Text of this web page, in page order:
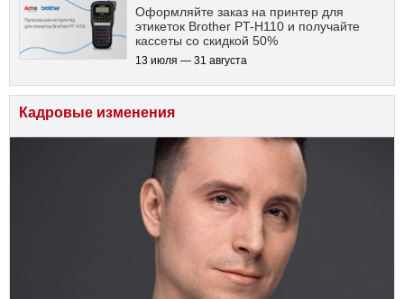
Оформляйте заказ на принтер для
этикеток Brother PT-H110 и получайте
кассеты со скидкой 50%
13 июля — 31 августа
Кадровые изменения